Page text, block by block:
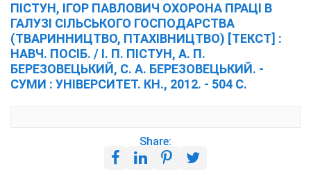
ПІСТУН, ІГОР ПАВЛОВИЧ ОХОРОНА ПРАЦІ В
ГАЛУЗІ СІЛЬСЬКОГО ГОСПОДАРСТВА
(ТВАРИННИЦТВО, ПТАХІВНИЦТВО) [ТЕКСТ] :
НАВЧ. ПОСІБ. / І. П. ПІСТУН, А. П.
БЕРЕЗОВЕЦЬКИЙ, С. А. БЕРЕЗОВЕЦЬКИЙ. -
СУМИ : УНІВЕРСИТЕТ. КН., 2012. - 504 С.
Share: